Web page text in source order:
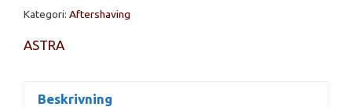
Kategori: Aftershaving
ASTRA
Beskrivning